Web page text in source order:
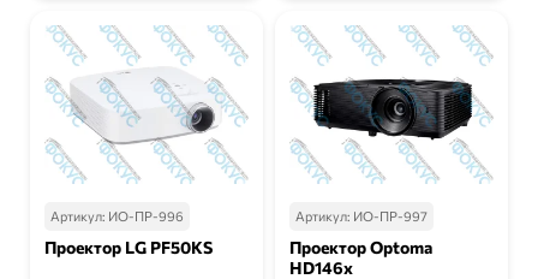
Артикул: ИО-ПР-996
Проектор LG PF50KS
Артикул: ИО-ПР-997
Проектор Optoma
HD146x